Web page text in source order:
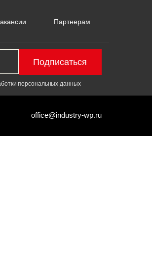
Партнерам
Подписаться
персональных данных
office@industry-wp.ru